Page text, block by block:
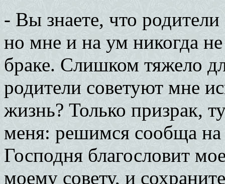
- Вы знаете, что
но мне и на ум никогда
браке. Слишком тяжело
родители советуют мне
жизнь? Только призрак,
меня: решимся сообща на
Господня благословит
моему совету, и